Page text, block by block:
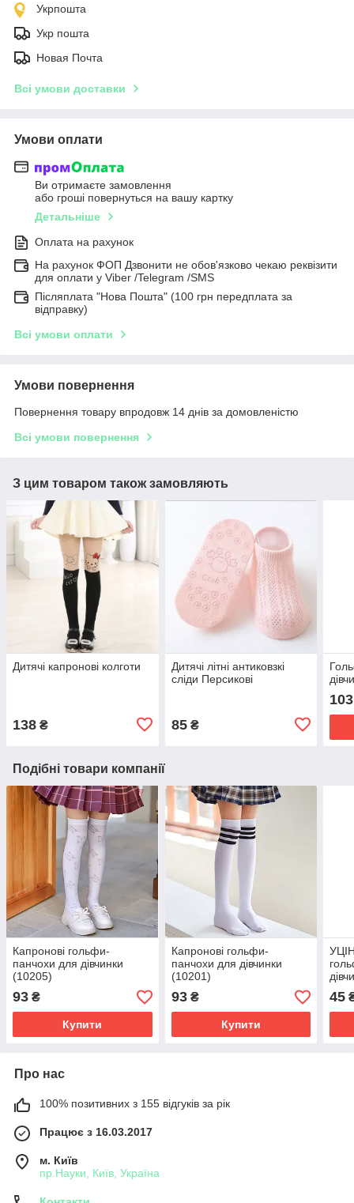
Укрпошта
Укр пошта
Новая Почта
Всі умови доставки
Умови оплати
Ви отримаєте замовлення
або гроші повернуться на вашу картку
Детальніше
Оплата на рахунок
На рахунок ФОП Дзвонити не обов'язково чекаю реквізити
для оплати у Viber /Telegram /SMS
Післяплата "Нова Пошта" (100 грн передплата за
відправку)
Всі умови оплати
Умови повернення
Повернення товару впродовж 14 днів за домовленістю
Всі умови повернення
З цим товаром також замовляють
Дитячі капронові колготи
138 ₴
Дитячі літні антиковзкі
сліди Персикові
85₴
103
Подібні товари компанії
Капронові гольфи-
панчохи для дівчинки
(10205)
93 ₴
Купити
Капронові гольфи-
панчохи для дівчинки
(10201)
93₴
Купити
45
Про нас
100% позитивних з 155 відгуків за рік
Працює з 16.03.2017
м. Київ
пр.Науки, Київ, Україна